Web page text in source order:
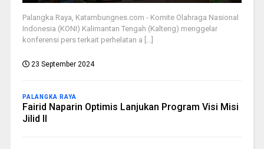
Palangka Raya, Katambungnes.com - Komite Olahraga Nasional
Indonesia (KONI) Kalimantan Tengah (Kalteng) menggelar
konferensi pers terkait perhelatan a [...]
23 September 2024
PALANGKA RAYA
Fairid Naparin Optimis Lanjukan Program Visi Misi
Jilid II